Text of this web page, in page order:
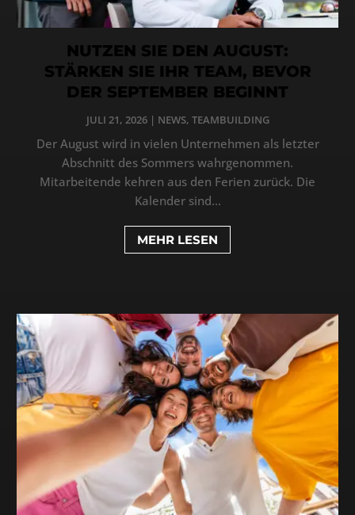
NUTZEN SIE DEN AUGUST:
STÄRKEN SIE IHR TEAM, BEVOR
DER SEPTEMBER BEGINNT
JULI 21, 2026| NEWS, TEAMBUILDING
Der August wird in vielen Unternehmen als letzter
Abschnitt des Sommers wahrgenommen.
Mitarbeitende kehren aus den Ferien zurück. Die
Kalender sind...
MEHR LESEN